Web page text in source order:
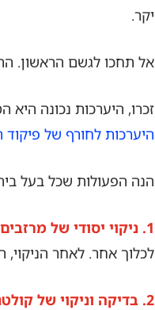
יקר.
אל תחכו לגשם הראשון.
זכרו, היערכות נכונה
היערכות לחורף של פיקוד
הנה הפעולות שכל בעל
1. ניקוי יסודי של מרזבים וגגות:
לכלוך אחר. לאחר הניקוי,
2. בדיקה וניקוי של קולטני ניקוז (גרורים):